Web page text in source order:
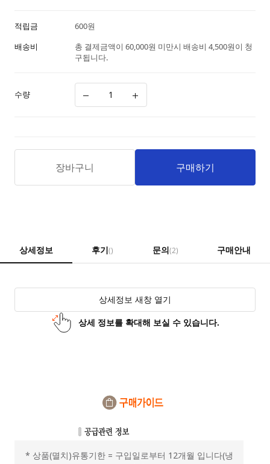
적립금
600원
배송비
총 결제금액이 60,000원 미만시 배송비 4,500원이 청
구됩니다.
수량
장바구니 구매하기
상세정보 후기() 문의(2) 구매안내
상세정보 새창 열기
상세 정보를 확대해 보실 수 있습니다.
* 상품(멸치)유통기한 = 구입일로부터 12개월 입니다(냉